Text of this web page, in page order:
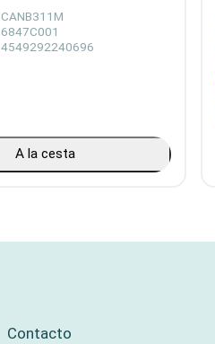
CANB311M
6847C001
4549292240696
A la cesta
Contacto